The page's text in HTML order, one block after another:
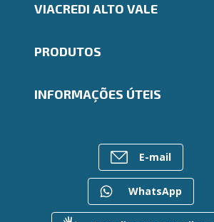
VIACREDI ALTO VALE
Indique um amigo
Segunda via e atualização de boletos
Trabalhe Conosco
Mapa do site
Gerenciar Cookies
PRODUTOS
Consórcios
Para empresas
INFORMAÇÕES ÚTEIS
Postos de Atendimento
Regularização de dívidas
Valores a Receber
Contato
E-mail
WhatsApp